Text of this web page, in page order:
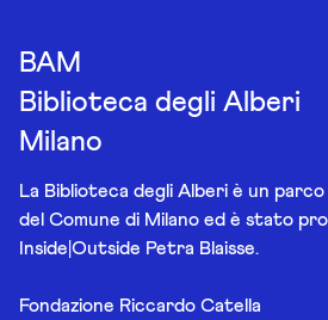
BAM
Biblioteca degli Alberi
Milano
La Biblioteca degli Alberi è un
del Comune di Milano ed è stato
Inside|Outside Petra Blaisse.
Fondazione Riccardo Catella